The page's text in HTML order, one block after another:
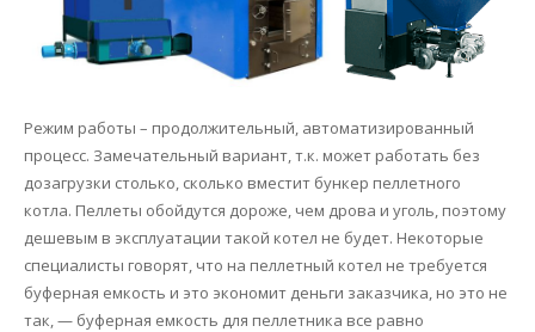
Режим работы – продолжительный, автоматизированный
процесс. Замечательный вариант, т.к. может работать без
дозагрузки столько, сколько вместит бункер пеллетного
котла. Пеллеты обойдутся дороже, чем дрова и уголь, поэтому
дешевым в эксплуатации такой котел не будет. Некоторые
специалисты говорят, что на пеллетный котел не требуется
буферная емкость и это экономит деньги заказчика, но это не
так, — буферная емкость для пеллетника все равно